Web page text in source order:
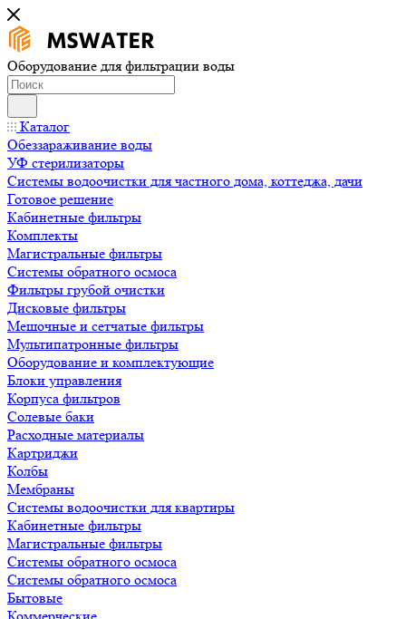
Оборудование для фильтрации воды
Каталог
Обеззараживание воды
УФ стерилизаторы
Системы водоочистки для частного дома, коттеджа, дачи
Готовое решение
Кабинетные фильтры
Комплекты
Магистральные фильтры
Системы обратного осмоса
Фильтры грубой очистки
Дисковые фильтры
Мешочные и сетчатые фильтры
Мультипатронные фильтры
Оборудование и комплектующие
Блоки управления
Корпуса фильтров
Солевые баки
Расходные материалы
Картриджи
Колбы
Мембраны
Системы водоочистки для квартиры
Кабинетные фильтры
Магистральные фильтры
Системы обратного осмоса
Системы обратного осмоса
Бытовые